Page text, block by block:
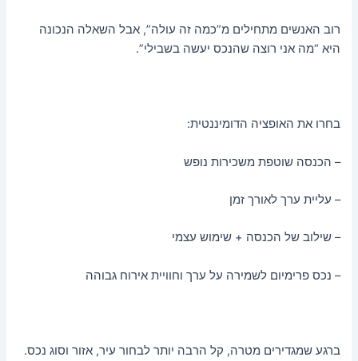
רוב האנשים מתחילים מ”כמה זה עולה”, אבל השאלה הנכונה
היא “מה אני רוצה שהנכס יעשה בשבילי”.
בחרו את האופציה הדומיננטית:
– הכנסה שוטפת משכירות נופש
– עליית ערך לאורך זמן
– שילוב של הכנסה + שימוש עצמי
– נכס פרימיום לשמירה על ערך וחוויית אירוח גבוהה
ברגע שמגדירים מטרה, קל הרבה יותר לבחור עיר, אזור וסוג נכס.